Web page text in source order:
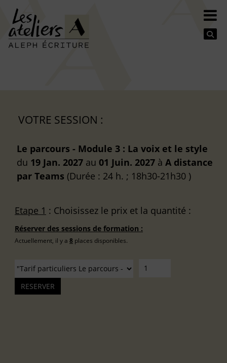
VOTRE SESSION :
Le parcours - Module 3 : La voix et le style
du 19 Jan. 2027 au 01 Juin. 2027 à A distance
par Teams (Durée : 24 h. ; 18h30-21h30 )
Etape 1 : Choisissez le prix et la quantité :
Réserver des sessions de formation :
Actuellement, il y a 8 places disponibles.